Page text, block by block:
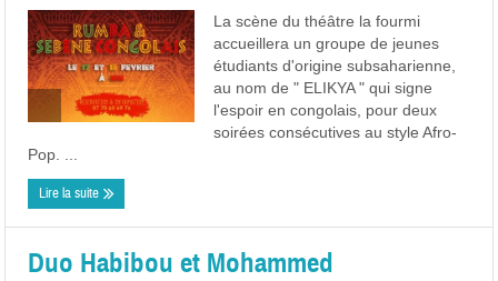
La scène du théâtre la fourmi
accueillera un groupe de jeunes
étudiants d'origine subsaharienne,
au nom de " ELIKYA " qui signe
l'espoir en congolais, pour deux
soirées consécutives au style Afro-
Pop. ...
Lire la suite
Duo Habibou et Mohammed